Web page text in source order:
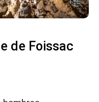
de Foissac